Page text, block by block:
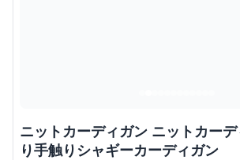
ニットカーディガン ニットカー
り手触りシャギーカーディガン